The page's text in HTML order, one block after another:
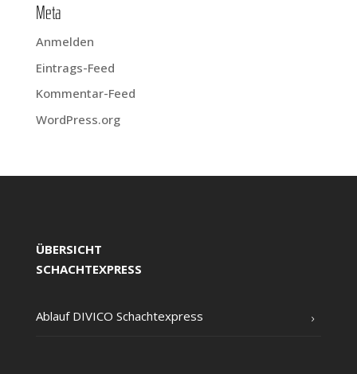
Meta
Anmelden
Eintrags-Feed
Kommentar-Feed
WordPress.org
ÜBERSICHT
SCHACHTEXPRESS
Ablauf DIVICO Schachtexpress